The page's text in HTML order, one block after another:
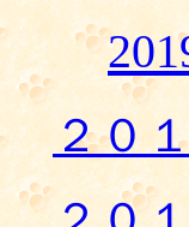
２０